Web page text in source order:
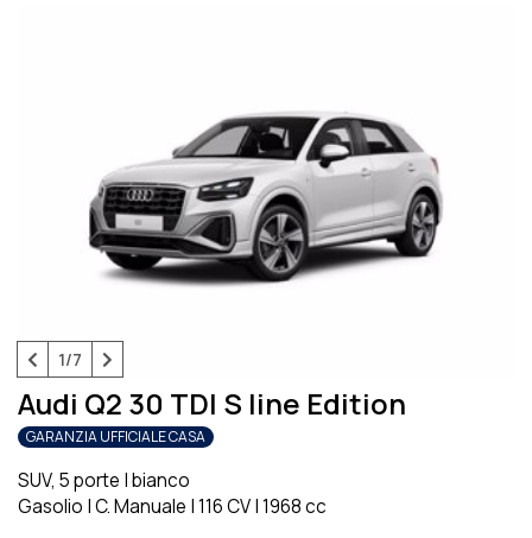
1/7
Audi Q2 30 TDI S line Edition
GARANZIA UFFICIALE CASA
SUV, 5 porte |bianco
Gasolio |C. Manuale |116 CV|1968 cc